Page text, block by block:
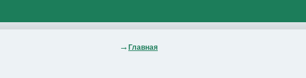
Главная